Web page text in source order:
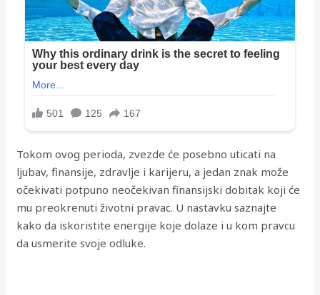
Tokom ovog perioda, zvezde će posebno uticati na
ljubav, finansije, zdravlje i karijeru, a jedan znak može
očekivati potpuno neočekivan finansijski dobitak koji će
mu preokrenuti životni pravac. U nastavku saznajte
kako da iskoristite energije koje dolaze i u kom pravcu
da usmerite svoje odluke.